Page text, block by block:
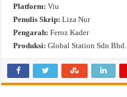
Platform: Viu
Penulis Skrip: Liza Nur
Pengarah: Feroz Kader
Produksi: Global Station Sdn Bhd.